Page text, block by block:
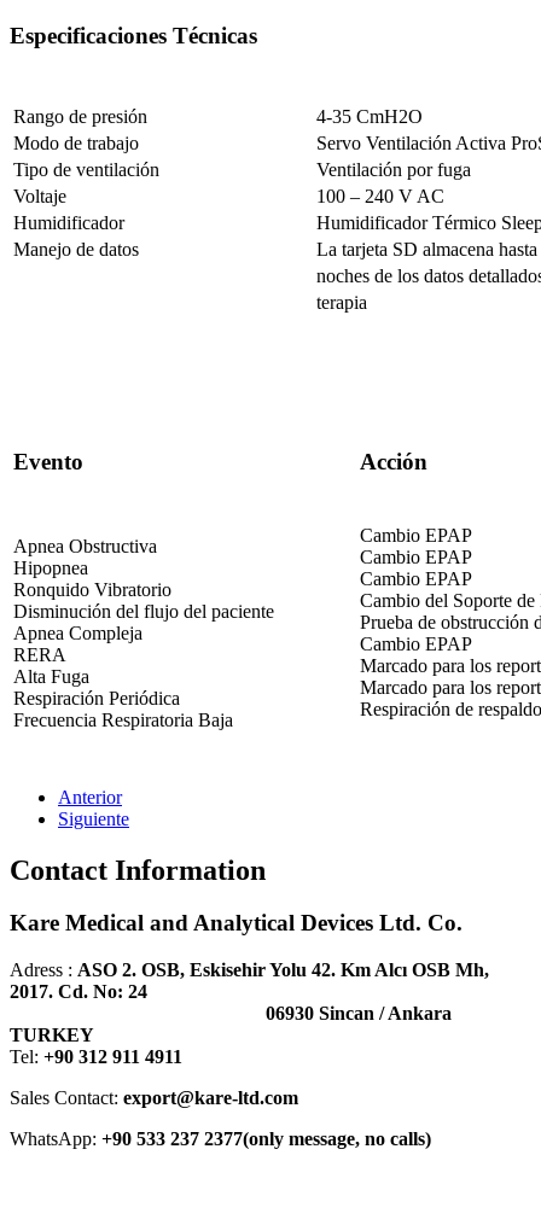
Especificaciones Técnicas
Rango de presión
4-35 CmH2O
Modo de trabajo
Servo Ventilación Activa
Tipo de ventilación
Ventilación por fuga
Voltaje
100 – 240 V AC
Humidificador
Humidificador Térmico
Manejo de datos
La tarjeta SD almacena
noches de los datos
terapia
Evento Acción
Apnea Obstructiva
Hipopnea
Ronquido Vibratorio
Disminución del flujo del paciente
Apnea Compleja
RERA
Alta Fuga
Respiración Periódica
Frecuencia Respiratoria Baja
Cambio EPAP
Cambio EPAP
Cambio EPAP
Cambio del Soporte de
Prueba de obstrucción
Cambio EPAP
Marcado para los
Marcado para los
Respiración de respaldo
Anterior
Siguiente
Contact Information
Kare Medical and Analytical Devices Ltd. Co.
Adress : ASO 2. OSB, Eskisehir Yolu 42. Km Alcı OSB Mh,
2017. Cd. No: 24
06930 Sincan / Ankara
TURKEY
Tel: +90 312 911 4911
Sales Contact: export@kare-ltd.com
WhatsApp: +90 533 237 2377(only message, no calls)